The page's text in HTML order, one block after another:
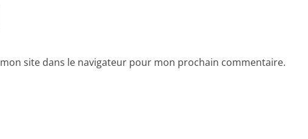
site dans le navigateur pour mon prochain commentaire.